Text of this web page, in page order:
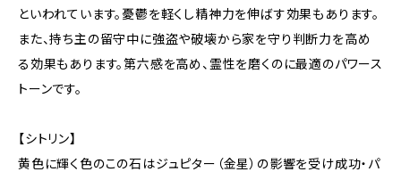
といわれています。憂鬱を軽くし精神力を伸ばす効果もあります。
また、持ち主の留守中に強盗や破壊から家を守り判断力を高め
る効果もあります。第六感を高め、霊性を磨くのに最適のパワース
トーンです。
【シトリン】
黄色に輝く色のこの石はジュピター（金星）の影響を受け成功・パ